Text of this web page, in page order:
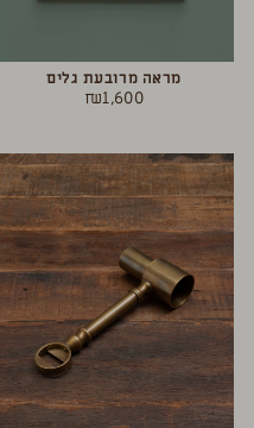
מראה מרובעת גלים
₪1,600